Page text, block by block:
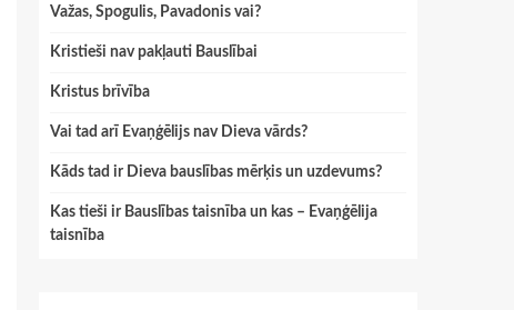
Važas, Spogulis, Pavadonis vai?
Kristieši nav pakļauti Bauslībai
Kristus brīvība
Vai tad arī Evaņģēlijs nav Dieva vārds?
Kāds tad ir Dieva bauslības mērķis un uzdevums?
Kas tieši ir Bauslības taisnība un kas – Evaņģēlija
taisnība